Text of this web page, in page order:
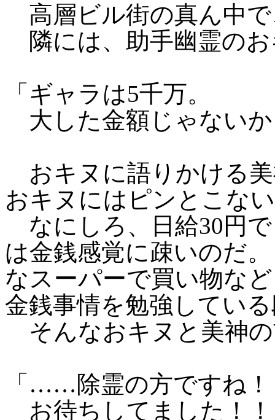
高層ビル街の真ん中
隣には、助手幽霊の
「ギャラは5千万。
大した金額じゃない
おキヌに語りかける
おキヌにはピンとこな
なにしろ、日給30円
は金銭感覚に疎いのだ
なスーパーで買い物な
金銭事情を勉強してい
そんなおキヌと美神
「……除霊の方ですね
お待ちしてました！